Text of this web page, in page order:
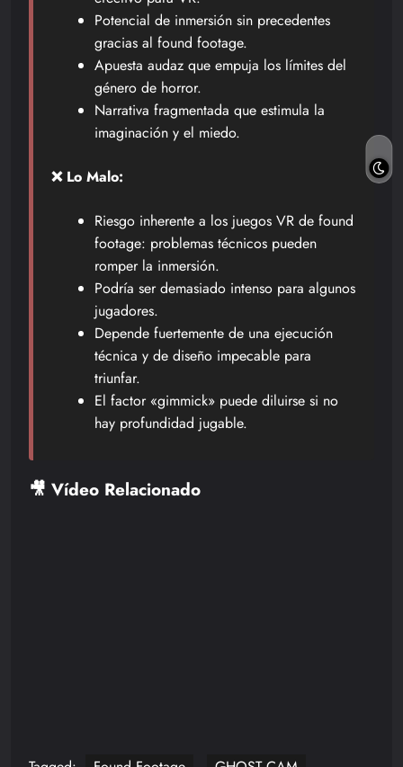
Potencial de inmersión sin precedentes
gracias al found footage.
Apuesta audaz que empuja los límites del
género de horror.
Narrativa fragmentada que estimula la
imaginación y el miedo.
❌ Lo Malo:
Riesgo inherente a los juegos VR de found
footage: problemas técnicos pueden
romper la inmersión.
Podría ser demasiado intenso para algunos
jugadores.
Depende fuertemente de una ejecución
técnica y de diseño impecable para
triunfar.
El factor «gimmick» puede diluirse si no
hay profundidad jugable.
🎥 Vídeo Relacionado